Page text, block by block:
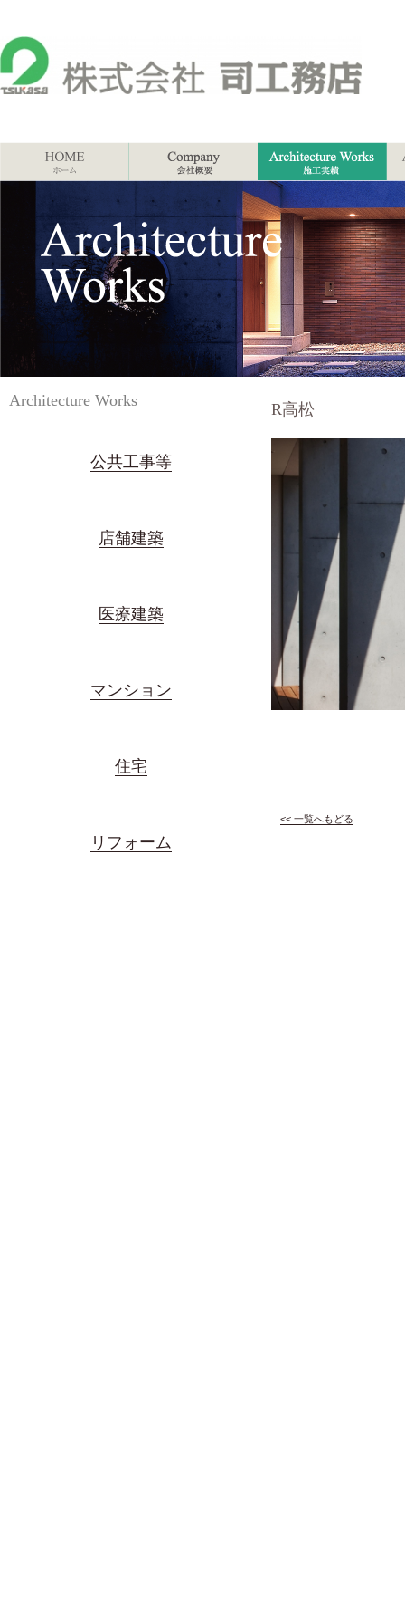
R高松
<< 一覧へもどる
Architecture Works
公共工事等
店舗建築
医療建築
マンション
住宅
リフォーム